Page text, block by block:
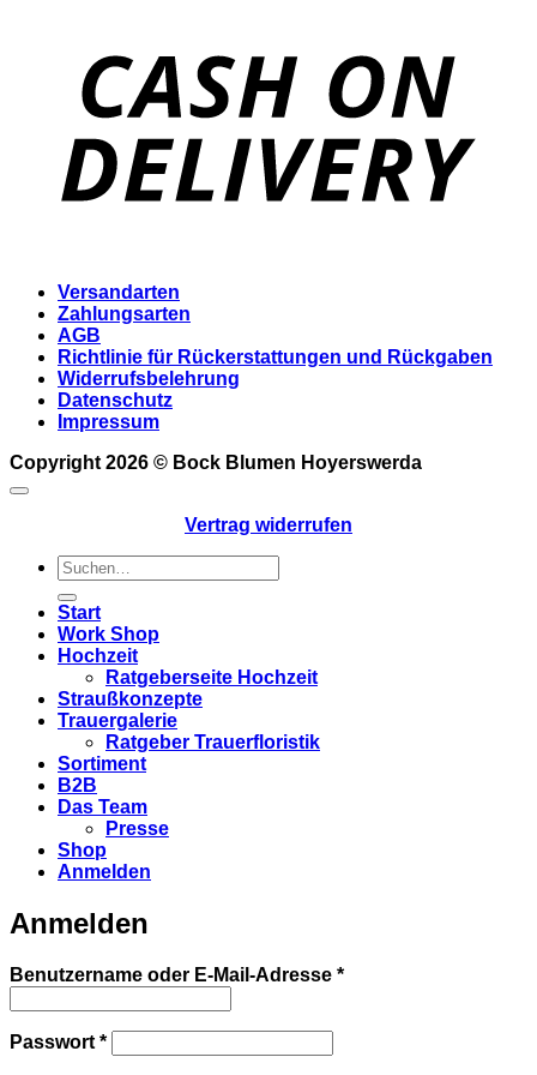
Versandarten
Zahlungsarten
AGB
Richtlinie für Rückerstattungen und Rückgaben
Widerrufsbelehrung
Datenschutz
Impressum
Copyright 2026 © Bock Blumen Hoyerswerda
Vertrag widerrufen
Suchen
nach:
Start
Work Shop
Hochzeit
Ratgeberseite Hochzeit
Straußkonzepte
Trauergalerie
Ratgeber Trauerfloristik
Sortiment
B2B
Das Team
Presse
Shop
Anmelden
Anmelden
Benutzername oder E-Mail-Adresse *Erforderlich
Passwort *Erforderlich